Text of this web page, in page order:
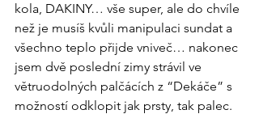
kola, DAKINY… vše super, ale do chvíle
než je musíš kvůli manipulaci sundat a
všechno teplo přijde vniveč… nakonec
jsem dvě poslední zimy strávil ve
větruodolných palčácích z “Dekáče” s
možností odklopit jak prsty, tak palec.